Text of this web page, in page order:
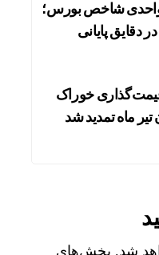
واحدی شاخص بورس؛
دقایق پایانی
خوراک
تیر ماه تمدید شد
شد. بخش‌های